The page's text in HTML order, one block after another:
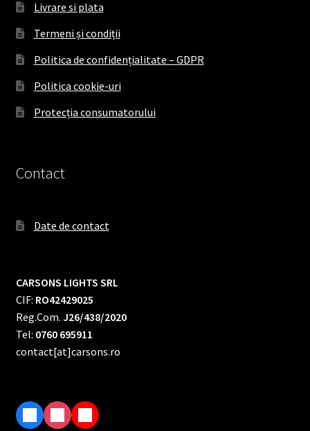
Livrare si plata
Termeni și condiții
Politica de confidențialitate – GDPR
Politica cookie-uri
Protecția consumatorului
Contact
Date de contact
CARSONS LIGHTS SRL
CIF: RO42429025
Reg.Com. J26/438/2020
Tel: 0760 695911
contact[at]carsons.ro
F
I
T